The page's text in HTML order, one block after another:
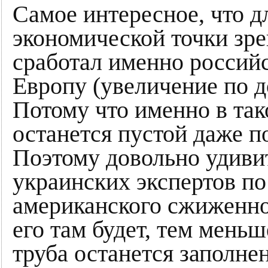
Самое интересное, что
экономической точки
сработал именно
Европу (увеличение по
Потому что именно в
останется пустой даже
Поэтому довольно
украинских экспертов
американского
его там будет, тем
труба останется